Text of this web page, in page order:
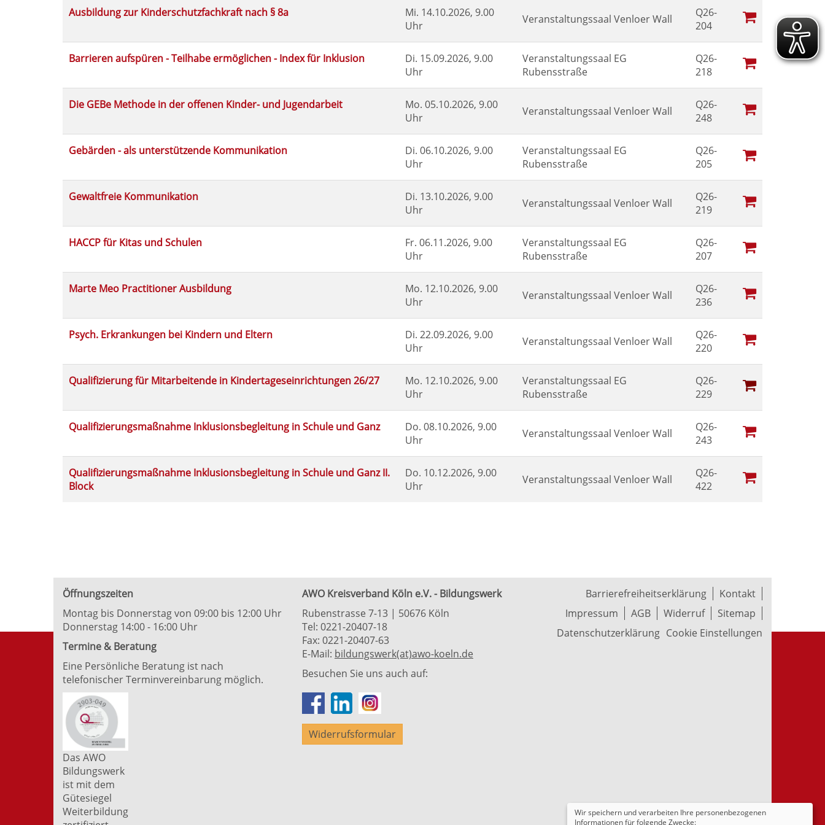
werden.
Ausbildung zur Kinderschutzfachkraft nach § 8a Mi. 14.10.2026, 9.00
Uhr
Veranstaltungssaal Venloer Wall
Q26-
204
Barrieren aufspüren - Teilhabe ermöglichen - Index für Inklusion Di. 15.09.2026, 9.00
Uhr
Veranstaltungssaal EG
Rubensstraße
Q26-
218
Die GEBe Methode in der offenen Kinder- und Jugendarbeit Mo. 05.10.2026, 9.00
Uhr
Veranstaltungssaal Venloer Wall
Q26-
248
Gebärden - als unterstützende Kommunikation Di. 06.10.2026, 9.00
Uhr
Veranstaltungssaal EG
Rubensstraße
Q26-
205
Gewaltfreie Kommunikation Di. 13.10.2026, 9.00
Uhr
Veranstaltungssaal Venloer Wall
Q26-
219
HACCP für Kitas und Schulen Fr. 06.11.2026, 9.00
Uhr
Veranstaltungssaal EG
Rubensstraße
Q26-
207
Marte Meo Practitioner Ausbildung Mo. 12.10.2026, 9.00
Uhr
Veranstaltungssaal Venloer Wall
Q26-
236
Psych. Erkrankungen bei Kindern und Eltern Di. 22.09.2026, 9.00
Uhr
Veranstaltungssaal Venloer Wall
Q26-
220
Qualifizierung für Mitarbeitende in Kindertageseinrichtungen 26/27 Mo. 12.10.2026, 9.00
Uhr
Veranstaltungssaal EG
Rubensstraße
Q26-
229
Qualifizierungsmaßnahme Inklusionsbegleitung in Schule und Ganz Do. 08.10.2026, 9.00
Uhr
Veranstaltungssaal Venloer Wall
Q26-
243
Qualifizierungsmaßnahme Inklusionsbegleitung in Schule und Ganz II.
Block
Do. 10.12.2026, 9.00
Uhr
Veranstaltungssaal Venloer Wall
Q26-
422
Öffnungszeiten
Montag bis Donnerstag von 09:00 bis 12:00 Uhr
Donnerstag 14:00 - 16:00 Uhr
Termine & Beratung
Eine Persönliche Beratung ist nach
telefonischer Terminvereinbarung möglich.
Das AWO
Bildungswerk
ist mit dem
Gütesiegel
Weiterbildung
AWO Kreisverband Köln e.V. - Bildungswerk
Rubenstrasse 7-13 | 50676 Köln
Tel: 0221-20407-18
Fax: 0221-20407-63
E-Mail: bildungswerk(at)awo-koeln.de
Besuchen Sie uns auch auf:
Widerrufsformular
Barrierefreiheitserklärung
Kontakt
Impressum
AGB Widerruf
Sitemap
Datenschutzerklärung Cookie Einstellungen
Wir speichern und verarbeiten Ihre personenbezogenen
Informationen für folgende Zwecke: